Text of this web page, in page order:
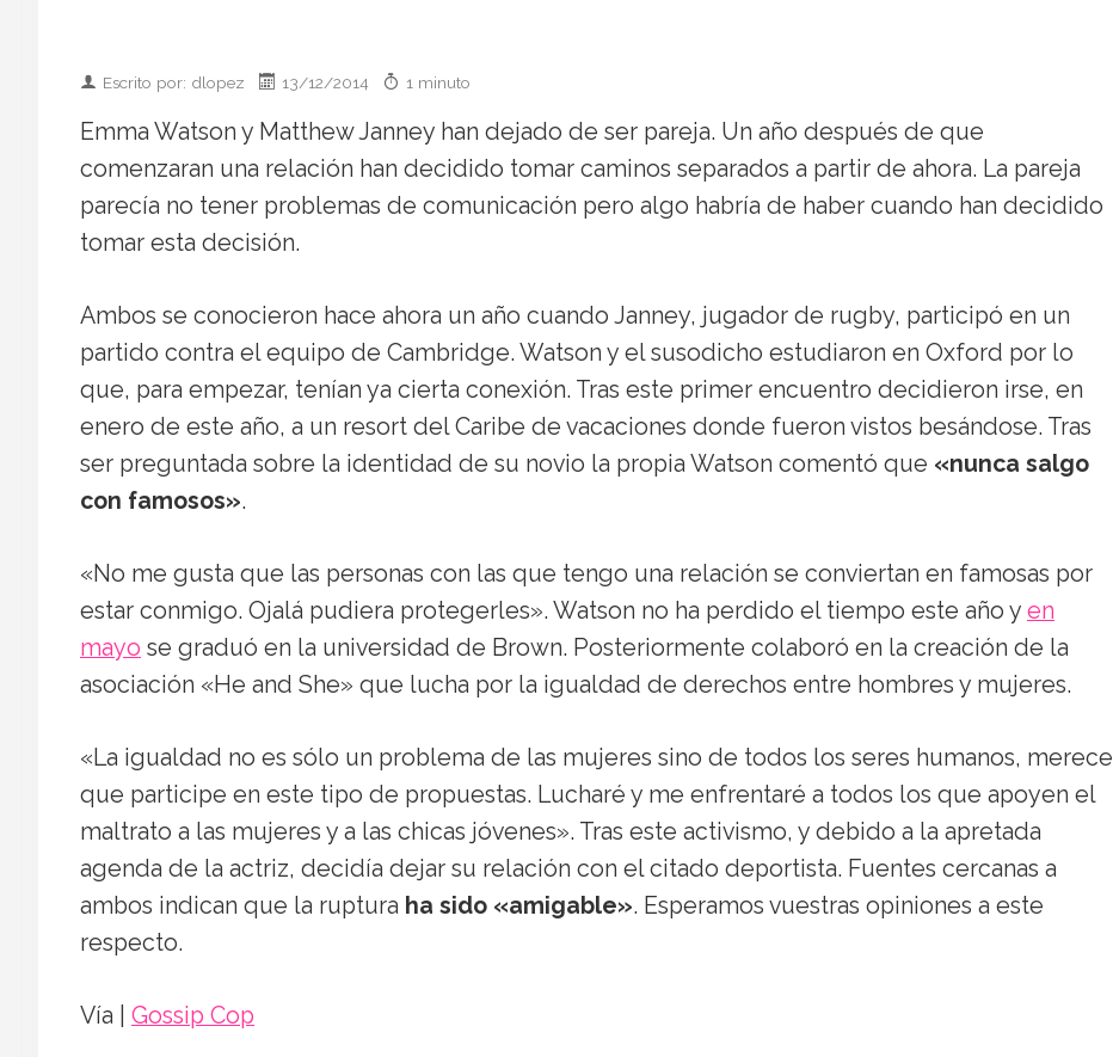
Escrito por: dlopez 13/12/2014 1 minuto
Emma Watson y Matthew Janney han dejado de ser pareja. Un año después de que
comenzaran una relación han decidido tomar caminos separados a partir de ahora. La pareja
parecía no tener problemas de comunicación pero algo habría de haber cuando han decidido
tomar esta decisión.
Ambos se conocieron hace ahora un año cuando Janney, jugador de rugby, participó en un
partido contra el equipo de Cambridge. Watson y el susodicho estudiaron en Oxford por lo
que, para empezar, tenían ya cierta conexión. Tras este primer encuentro decidieron irse, en
enero de este año, a un resort del Caribe de vacaciones donde fueron vistos besándose. Tras
ser preguntada sobre la identidad de su novio la propia Watson comentó que «nunca salgo
con famosos».
«No me gusta que las personas con las que tengo una relación se conviertan en famosas por
estar conmigo. Ojalá pudiera protegerles». Watson no ha perdido el tiempo este año y en
mayo se graduó en la universidad de Brown. Posteriormente colaboró en la creación de la
asociación «He and She» que lucha por la igualdad de derechos entre hombres y mujeres.
«La igualdad no es sólo un problema de las mujeres sino de todos los seres humanos, merece
que participe en este tipo de propuestas. Lucharé y me enfrentaré a todos los que apoyen el
maltrato a las mujeres y a las chicas jóvenes». Tras este activismo, y debido a la apretada
agenda de la actriz, decidía dejar su relación con el citado deportista. Fuentes cercanas a
ambos indican que la ruptura ha sido «amigable». Esperamos vuestras opiniones a este
respecto.
Vía | Gossip Cop